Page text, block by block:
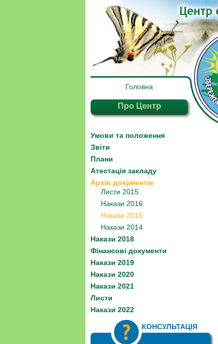
Головна
Про Центр
Умови та положення
Звіти
Плани
Атестація закладу
Архів документів
Листи 2015
Накази 2016
Накази 2015
Накази 2014
Накази 2018
Фінансові документи
Накази 2019
Накази 2020
Накази 2021
Листи
Накази 2022
КОНСУЛЬТАЦІЯ